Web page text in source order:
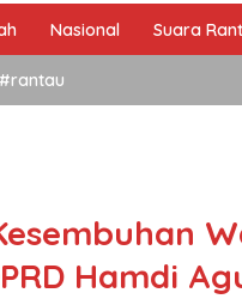
Nasional Suara
#rantau
Hamdi